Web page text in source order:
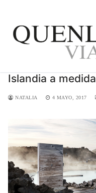
contenido
Islandia a medida
NATALIA 4 MAYO, 2017